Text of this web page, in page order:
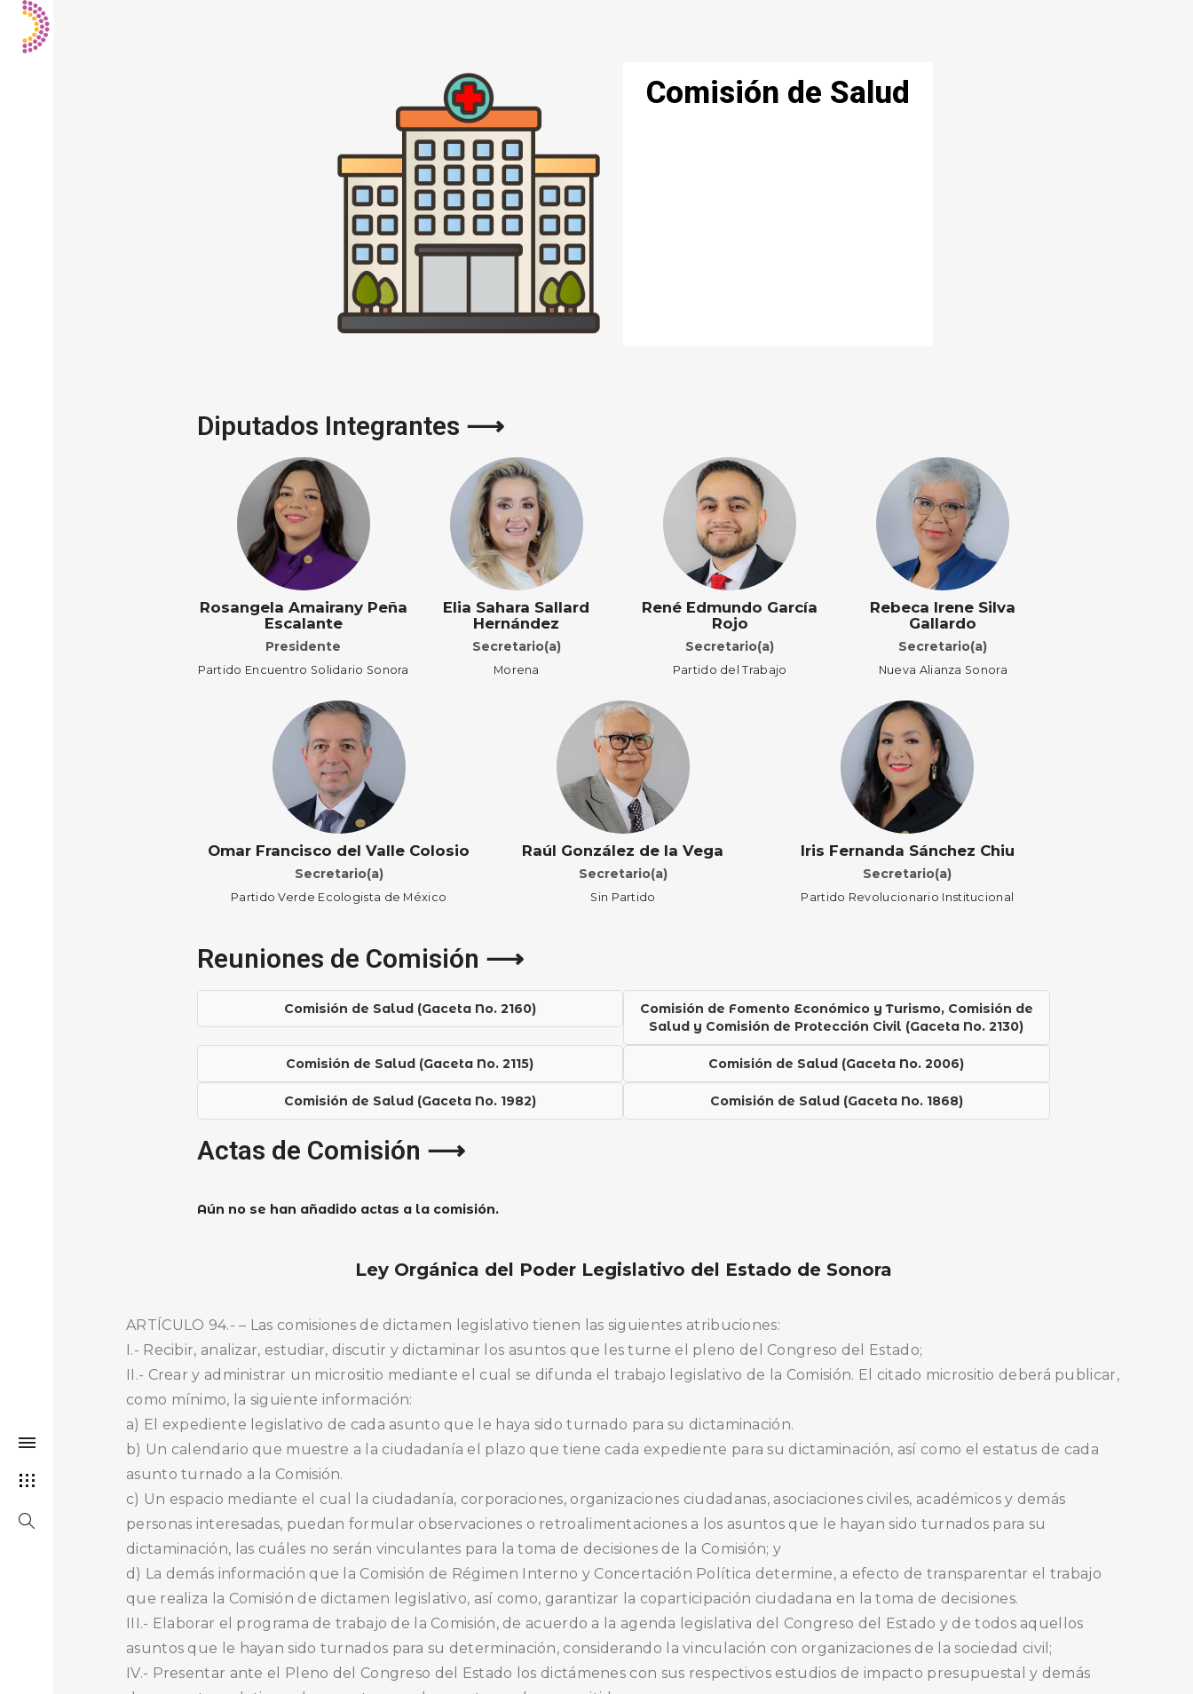
BUSCA AQUÍ
Comisión de Salud
Diputados Integrantes ⟶
Rosangela Amairany Peña
Escalante
Presidente
Partido Encuentro Solidario Sonora
Elia Sahara Sallard
Hernández
Secretario(a)
Morena
René Edmundo García
Rojo
Secretario(a)
Partido del Trabajo
Rebeca Irene Silva
Gallardo
Secretario(a)
Nueva Alianza Sonora
Omar Francisco del Valle Colosio
Secretario(a)
Partido Verde Ecologista de México
Raúl González de la Vega
Secretario(a)
Sin Partido
Iris Fernanda Sánchez Chiu
Secretario(a)
Partido Revolucionario Institucional
Reuniones de Comisión ⟶
Comisión de Salud (Gaceta No. 2160)
Comisión de Fomento Económico y Turismo, Comisión de
Salud y Comisión de Protección Civil (Gaceta No. 2130)
Comisión de Salud (Gaceta No. 2115) Comisión de Salud (Gaceta No. 2006)
Comisión de Salud (Gaceta No. 1982) Comisión de Salud (Gaceta No. 1868)
Actas de Comisión ⟶
Aún no se han añadido actas a la comisión.
Ley Orgánica del Poder Legislativo del Estado de Sonora
ARTÍCULO 94.- – Las comisiones de dictamen legislativo tienen las siguientes atribuciones:
I.- Recibir, analizar, estudiar, discutir y dictaminar los asuntos que les turne el pleno del Congreso del Estado;
II.- Crear y administrar un micrositio mediante el cual se difunda el trabajo legislativo de la Comisión. El citado micrositio deberá publicar,
como mínimo, la siguiente información:
a) El expediente legislativo de cada asunto que le haya sido turnado para su dictaminación.
b) Un calendario que muestre a la ciudadanía el plazo que tiene cada expediente para su dictaminación, así como el estatus de cada
asunto turnado a la Comisión.
c) Un espacio mediante el cual la ciudadanía, corporaciones, organizaciones ciudadanas, asociaciones civiles, académicos y demás
personas interesadas, puedan formular observaciones o retroalimentaciones a los asuntos que le hayan sido turnados para su
dictaminación, las cuáles no serán vinculantes para la toma de decisiones de la Comisión; y
d) La demás información que la Comisión de Régimen Interno y Concertación Política determine, a efecto de transparentar el trabajo
que realiza la Comisión de dictamen legislativo, así como, garantizar la coparticipación ciudadana en la toma de decisiones.
III.- Elaborar el programa de trabajo de la Comisión, de acuerdo a la agenda legislativa del Congreso del Estado y de todos aquellos
asuntos que le hayan sido turnados para su determinación, considerando la vinculación con organizaciones de la sociedad civil;
IV.- Presentar ante el Pleno del Congreso del Estado los dictámenes con sus respectivos estudios de impacto presupuestal y demás